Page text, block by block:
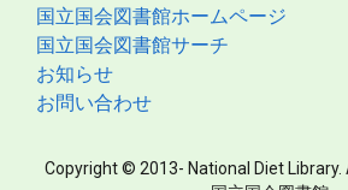
国立国会図書館ホームページ
国立国会図書館サーチ
お知らせ
お問い合わせ
Copyright © 2013- National Diet Library.